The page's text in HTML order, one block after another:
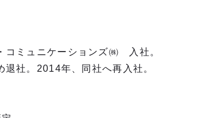
コミュニケーションズ㈱ 入社。
社。2014年、同社へ再入社。